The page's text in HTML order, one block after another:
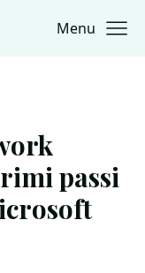
Menu
passi